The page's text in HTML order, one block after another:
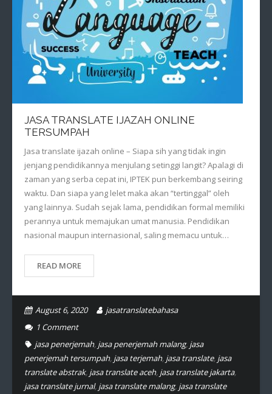
JASA TRANSLATE IJAZAH ONLINE
TERSUMPAH
Jasa translate ijazah online – Siapa sih yang tidak ingin
jenjang pendidikannya menjulang setinggi langit? Apalagi di
zaman yang serba cepat ini, IPTEK pun berkembang seiring
waktu. Dan siapa yang lelet maka akan “tertinggal” oleh
yang lainnya. Sudah sejak lama, pendidikan formal memiliki
perannya untuk memajukan umat manusia. Pendidikan
nasional maupun internasional, saling memacu untuk…
READ MORE
August 6, 2020
jasatranslatebahasa
1 Comment
jasa penerjemah, jasa penerjemah malang, jasa
penerjemah tersumpah, jasa terjemah, jasa translate, jasa
translate abstrak, jasa translate aceh, jasa translate jakarta,
jasa translate jurnal, jasa translate malang, jasa translate